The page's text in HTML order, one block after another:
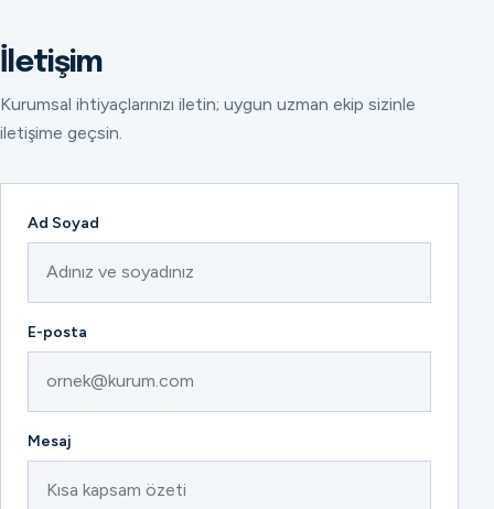
İletişim
Kurumsal ihtiyaçlarınızı iletin; uygun uzman ekip sizinle
iletişime geçsin.
Ad Soyad
E-posta
Mesaj